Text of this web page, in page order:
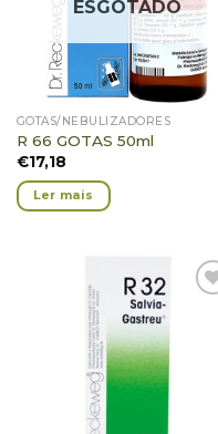
ESGOTADO
GOTAS/NEBULIZADORES
R 66 GOTAS 50ml
€17,18
Ler mais
Favoritos